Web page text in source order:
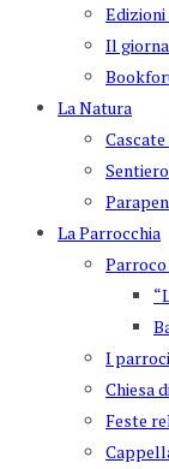
Il
La Natura
La Parrocchia
I
Chiesa
Feste